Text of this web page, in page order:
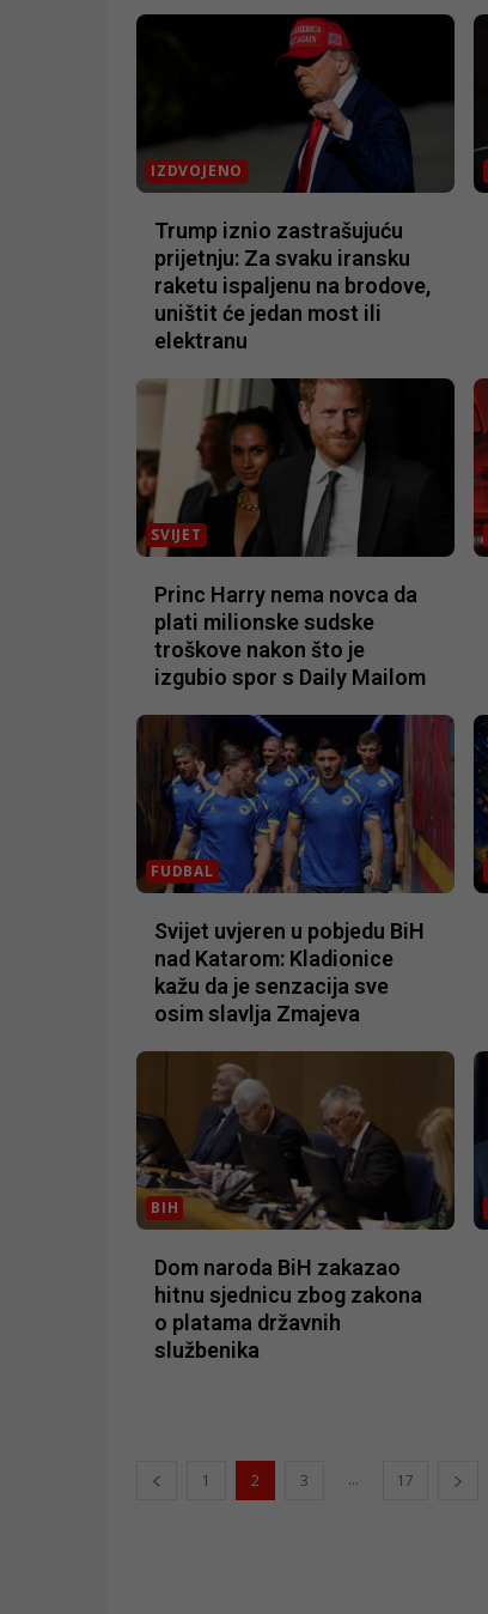
IZDVOJENO
Trump iznio zastrašujuću
prijetnju: Za svaku iransku
raketu ispaljenu na brodove,
uništit će jedan most ili
elektranu
SVIJET
Princ Harry nema novca da
plati milionske sudske
troškove nakon što je
izgubio spor s Daily Mailom
FUDBAL
Svijet uvjeren u pobjedu BiH
nad Katarom: Kladionice
kažu da je senzacija sve
osim slavlja Zmajeva
BIH
Dom naroda BiH zakazao
hitnu sjednicu zbog zakona
o platama državnih
službenika
1 2 3 ... 17